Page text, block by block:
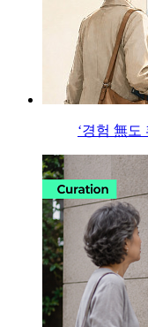
‘경험 無도